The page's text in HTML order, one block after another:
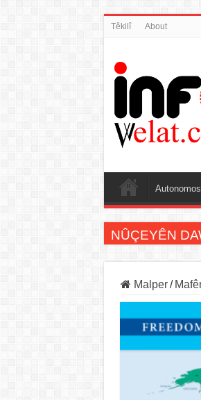
Têkilî About
Autonomos
NÛÇEYÊN
Malper /